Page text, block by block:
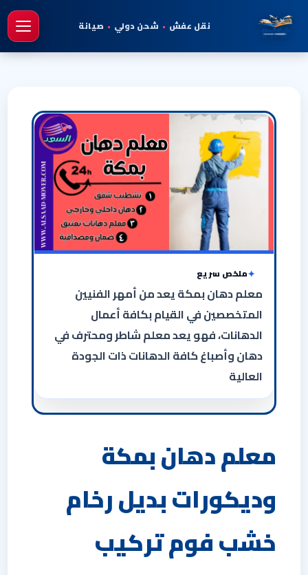
نقل عفش • شحن دولي • صيانة
ملخص سريع
معلم دهان بمكة يعد من أمهر الفنيين
المتخصصين في القيام بكافة أعمال
الدهانات، فهو يعد معلم شاطر ومحترف في
دهان وأصباغ كافة الدهانات ذات الجودة
العالية
معلم دهان بمكة
وديكورات بديل رخام
خشب فوم تركيب